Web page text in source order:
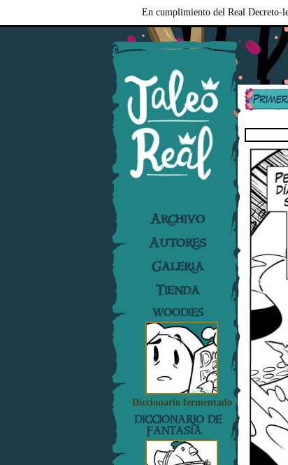
En cumplimiento del Real Decreto-
Archivo
Autores
Galería
Tienda
WOODIES
Diccionario fermentado
DICCIONARIO DE
FANTASÍA